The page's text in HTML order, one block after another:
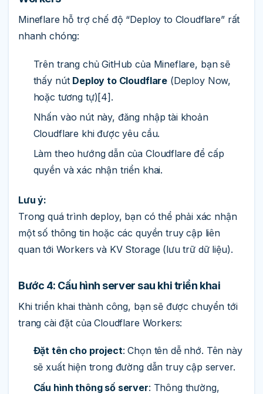
Mineflare hỗ trợ chế độ “Deploy to Cloudflare” rất
nhanh chóng:
Trên trang chủ GitHub của Mineflare, bạn sẽ
thấy nút Deploy to Cloudflare (Deploy Now,
hoặc tương tự)[4].
Nhấn vào nút này, đăng nhập tài khoản
Cloudflare khi được yêu cầu.
Làm theo hướng dẫn của Cloudflare để cấp
quyền và xác nhận triển khai.
Lưu ý:
Trong quá trình deploy, bạn có thể phải xác nhận
một số thông tin hoặc các quyền truy cập liên
quan tới Workers và KV Storage (lưu trữ dữ liệu).
Bước 4: Cấu hình server sau khi triển khai
Khi triển khai thành công, bạn sẽ được chuyển tới
trang cài đặt của Cloudflare Workers:
Đặt tên cho project: Chọn tên dễ nhớ. Tên này
sẽ xuất hiện trong đường dẫn truy cập server.
Cấu hình thông số server: Thông thường,